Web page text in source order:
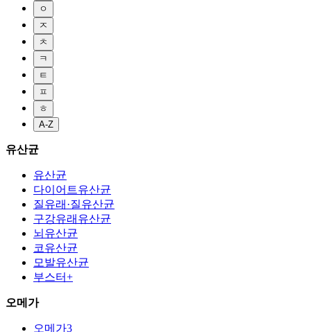
ㅇ
ㅈ
ㅊ
ㅋ
ㅌ
ㅍ
ㅎ
A-Z
유산균
유산균
다이어트유산균
질유래·질유산균
구강유래유산균
뇌유산균
코유산균
모발유산균
부스터+
오메가
오메가3